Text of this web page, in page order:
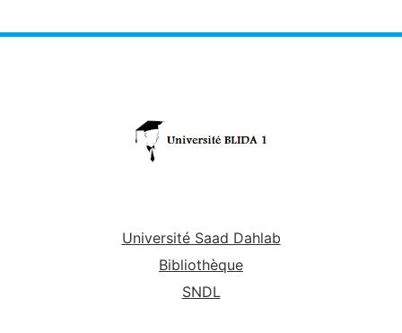
Université Saad Dahlab
Bibliothèque
SNDL